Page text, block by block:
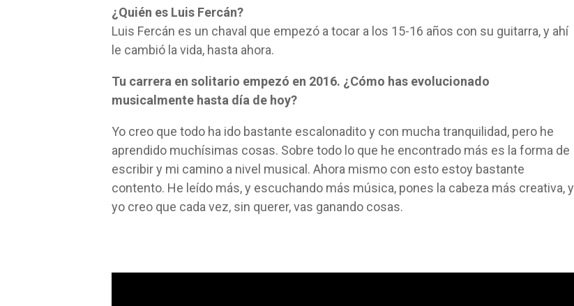
¿Quién es Luis Fercán?
Luis Fercán es un chaval que empezó a tocar a los 15-16 años con su guitarra, y ahí
le cambió la vida, hasta ahora.
Tu carrera en solitario empezó en 2016. ¿Cómo has evolucionado
musicalmente hasta día de hoy?
Yo creo que todo ha ido bastante escalonadito y con mucha tranquilidad, pero he
aprendido muchísimas cosas. Sobre todo lo que he encontrado más es la forma de
escribir y mi camino a nivel musical. Ahora mismo con esto estoy bastante
contento. He leído más, y escuchando más música, pones la cabeza más creativa, y
yo creo que cada vez, sin querer, vas ganando cosas.